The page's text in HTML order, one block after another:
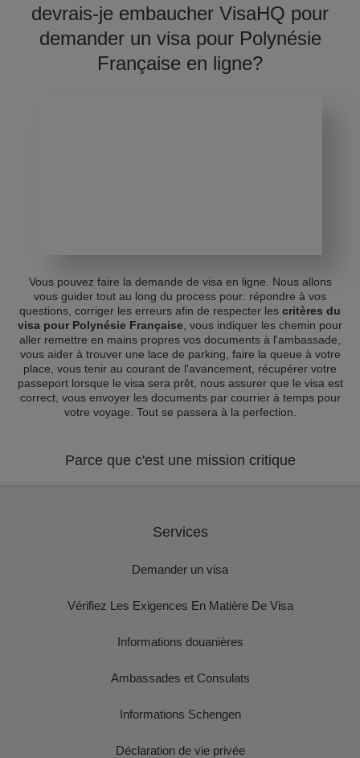
devrais-je embaucher VisaHQ pour
demander un visa pour Polynésie
Française en ligne?
Vous pouvez faire la demande de visa en ligne. Nous allons
vous guider tout au long du process pour: répondre à vos
questions, corriger les erreurs afin de respecter les critères du
visa pour Polynésie Française , vous indiquer les chemin pour
aller remettre en mains propres vos documents à l'ambassade,
vous aider à trouver une lace de parking, faire la queue à votre
place, vous tenir au courant de l'avancement, récupérer votre
passeport lorsque le visa sera prêt, nous assurer que le visa est
correct, vous envoyer les documents par courrier à temps pour
votre voyage. Tout se passera à la perfection.
Parce que c'est une mission critique
Services
Demander un visa
Vérifiez Les Exigences En Matière De Visa
Informations douanières
Ambassades et Consulats
Informations Schengen
Déclaration de vie privée